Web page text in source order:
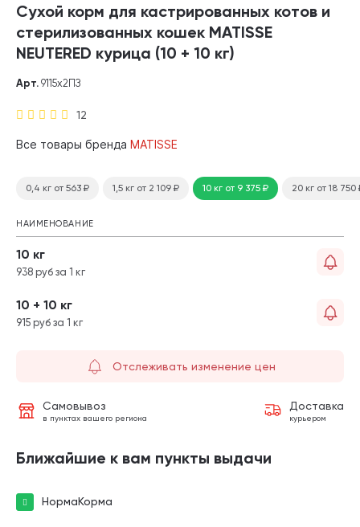
Сухой корм для кастрированных котов и
стерилизованных кошек MATISSE
NEUTERED курица (10 + 10 кг)
12
Арт. 9115х2ПЗ
Все товары бренда MATISSE
0,4 кг от 563 ₽ 1,5 кг от 2 109 ₽ 10 кг от 9 375₽ 20 кг от 18 750
НАИМЕНОВАНИЕ
10 кг
938 руб за 1 кг
10 + 10 кг
915 руб за 1 кг
Отслеживать изменение цен
Самовывоз
в пунктах вашего региона
Доставка
курьером
Ближайшие к вам пункты выдачи
НормаКорма